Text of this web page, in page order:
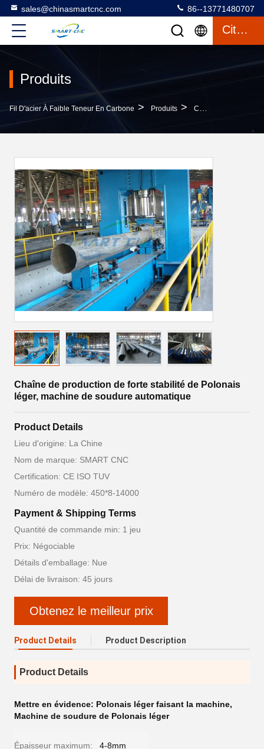
sales@chinasmartcnc.com 86--13771480707
Citation
Produits
Fil D'acier À Faible Teneur En Carbone > Produits > Chaîne De Production De Polonais Léger
Chaîne de production de forte stabilité de Polonais
léger, machine de soudure automatique
Product Details
Lieu d'origine: La Chine
Nom de marque: SMART CNC
Certification: CE ISO TUV
Numéro de modèle: 450*8-14000
Payment & Shipping Terms
Quantité de commande min: 1 jeu
Prix: Négociable
Détails d'emballage: Nue
Délai de livraison: 45 jours
Obtenez le meilleur prix
Product Details Product Description
Product Details
Mettre en évidence: Polonais léger faisant la machine,
Machine de soudure de Polonais léger
Épaisseur maximum: 4-8mm